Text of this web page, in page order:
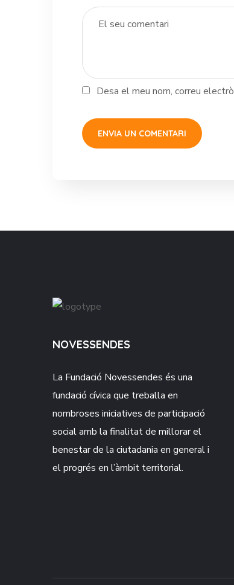
Desa el meu nom, correu
NOVESSENDES
La Fundació Novessendes és una
fundació cívica que treballa en
nombroses iniciatives de participació
social amb la finalitat de millorar el
benestar de la ciutadania en general i
el progrés en l’àmbit territorial.